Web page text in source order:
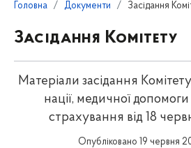
Головна Документи Засідання
Засідання Комітету
Матеріали засідання
нації, медичної
страхування від 18
Опубліковано 19 червня